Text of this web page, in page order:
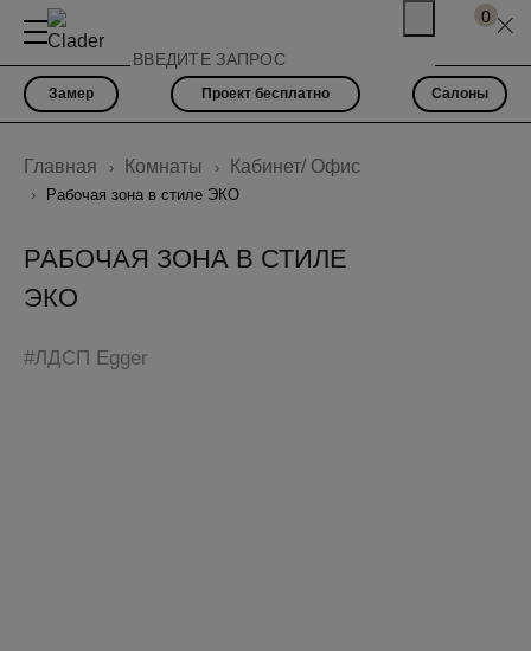
0
Замер Проект бесплатно Салоны
Главная Комнаты Кабинет/ Офис
Рабочая зона в стиле ЭКО
РАБОЧАЯ ЗОНА В СТИЛЕ
ЭКО
#ЛДСП Egger